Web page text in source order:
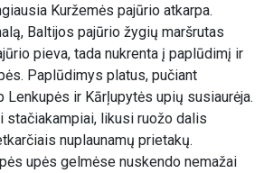
Kuržemės pajūrio atkarpa.
Baltijos pajūrio žygių maršrutas
pieva, tada nukrenta į paplūdimį ir
Paplūdimys platus, pučiant
Lenkupės ir Kārļupytės upių susiaurėja.
stačiakampiai, likusi ruožo dalis
nuplaunamų prietakų.
upės gelmėse nuskendo nemažai